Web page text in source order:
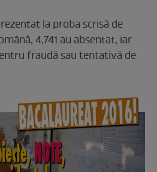
la proba scrisă de
4,741 au absentat, iar
fraudă sau tentativă de